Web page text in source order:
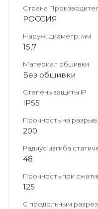
Страна
РОССИЯ
Наруж. диаметр, мм
15,7
Материал обшивки
Без обшивки
Степень защиты IP
IP55
Прочность на
200
Радиус изгиба
48
Прочность при
125
С продольным